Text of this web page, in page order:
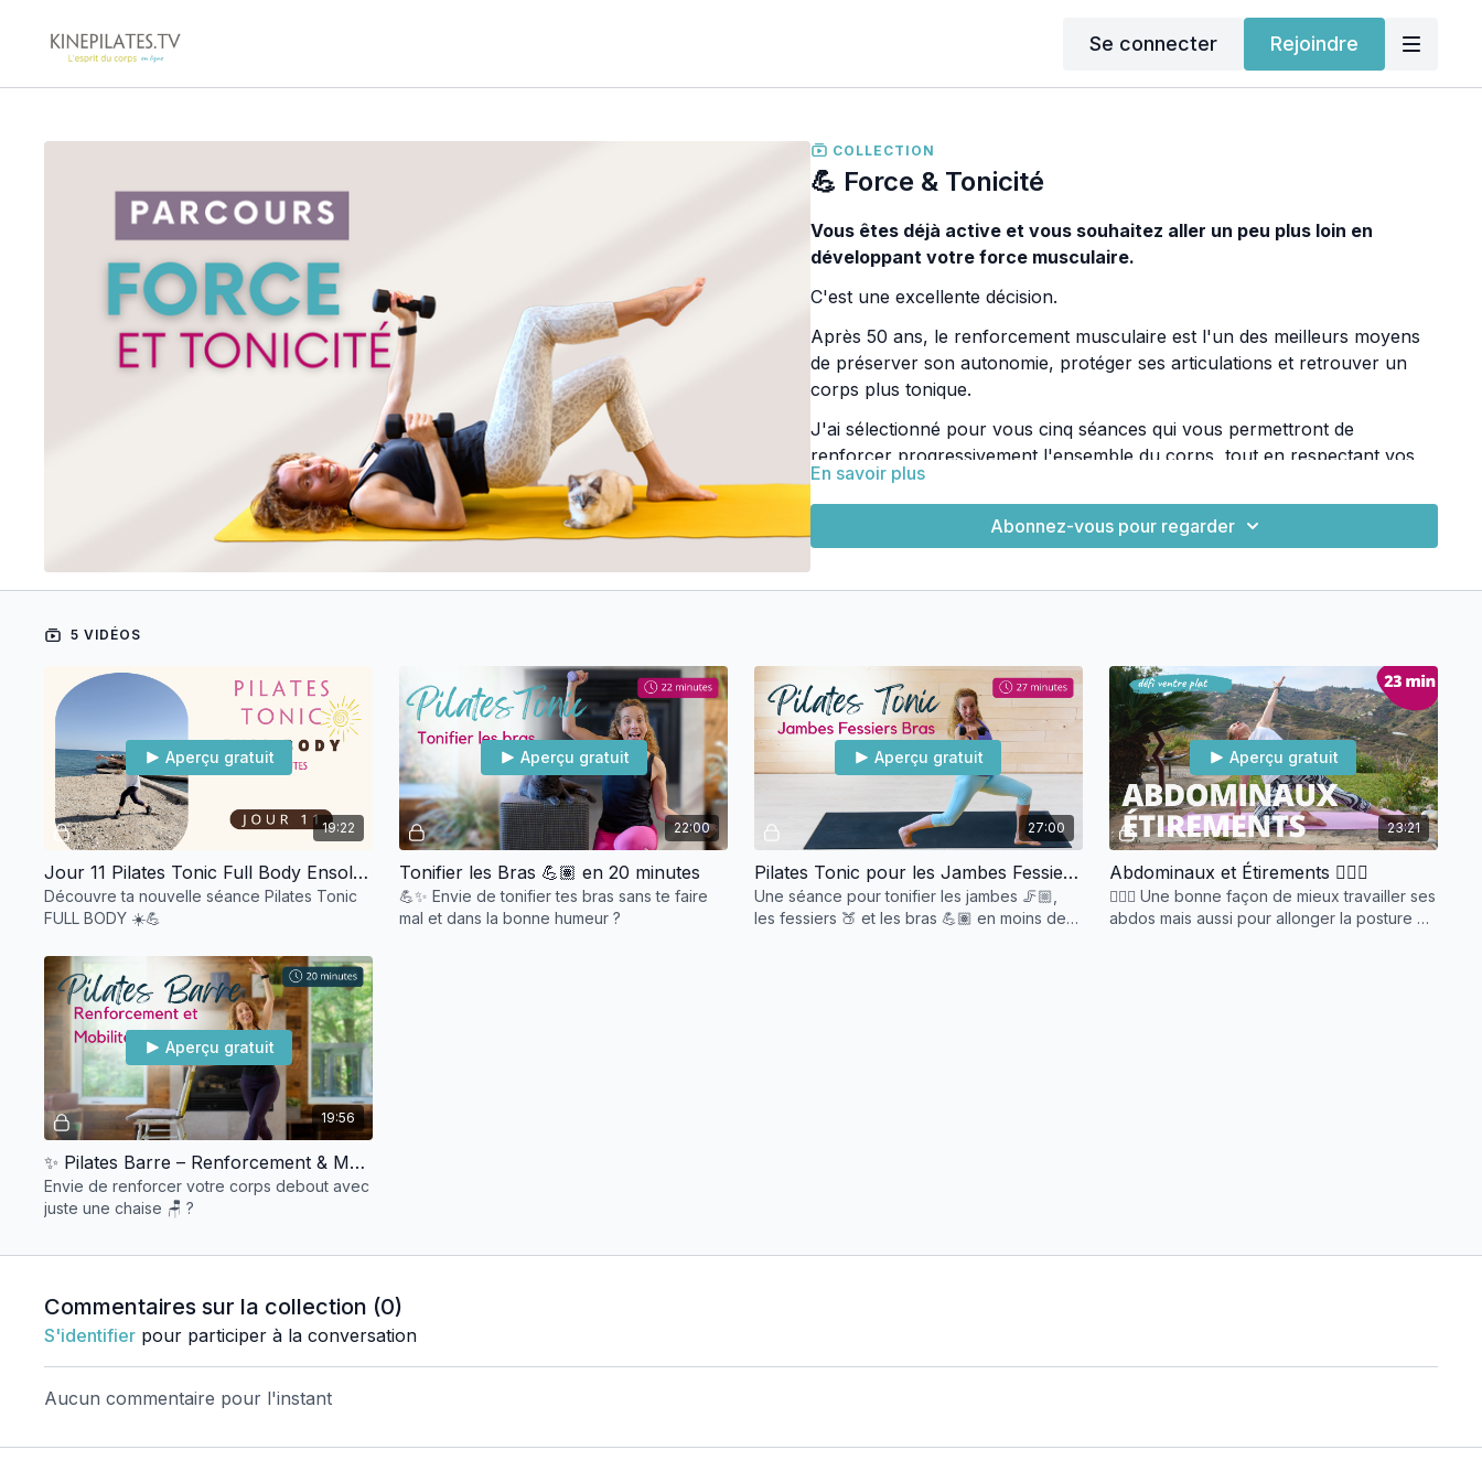
Se connecter Rejoindre
COLLECTION
💪 Force & Tonicité
Vous êtes déjà active et vous souhaitez aller un peu plus loin en
développant votre force musculaire.
C'est une excellente décision.
Après 50 ans, le renforcement musculaire est l'un des meilleurs moyens
de préserver son autonomie, protéger ses articulations et retrouver un
corps plus tonique.
J'ai sélectionné pour vous cinq séances qui vous permettront de
renforcer progressivement l'ensemble du corps, tout en respectant vos
articulations.
En savoir plus
Abonnez-vous pour regarder
5 VIDÉOS
19:22
Aperçu gratuit
Jour 11 Pilates Tonic Full Body Ensoleillé
Découvre ta nouvelle séance Pilates Tonic
FULL BODY ☀️💪
22:00
Aperçu gratuit
Tonifier les Bras 💪🏽 en 20 minutes
💪✨ Envie de tonifier tes bras sans te faire
mal et dans la bonne humeur ?
27:00
Aperçu gratuit
Pilates Tonic pour les Jambes Fessiers et Bras
Une séance pour tonifier les jambes 🦵🏼,
les fessiers 🍑 et les bras 💪🏽 en moins de
23:21
Aperçu gratuit
Abdominaux et Étirements 🧘🏽‍♀️
🧘🏽‍♀️ Une bonne façon de mieux travailler ses
abdos mais aussi pour allonger la posture et
19:56
Aperçu gratuit
✨ Pilates Barre – Renforcement & Mobilité | 20 minutes 🩰
Envie de renforcer votre corps debout avec
juste une chaise 🪑 ?
Commentaires sur la collection (0)
S'identifier pour participer à la conversation
Aucun commentaire pour l'instant